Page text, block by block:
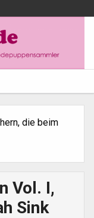
die beim
Vol. I,
Sink